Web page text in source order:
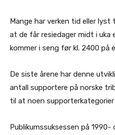
Mange har verken tid eller lyst
at de får resiedager midt i uka
kommer i seng før kl. 2400 på
De siste årene har denne
antall supportere på norske
til at noen
Publikumssuksessen på